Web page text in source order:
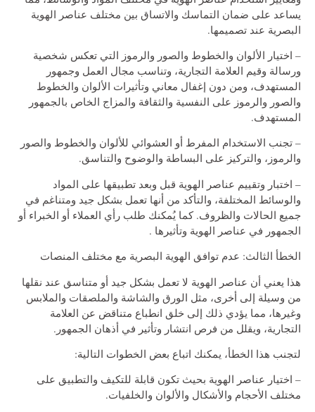
يساعد على ضمان التماسك والاتساق بين مختلف عناصر الهوية
البصرية عند تصميمها.
– اختيار الألوان والخطوط والصور والرموز التي تعكس شخصية
ورسالة وقيم العلامة التجارية، وتناسب مجال العمل وجمهور
المستهدف، ومن دون إغفال معاني وتأثيرات الألوان والخطوط
والصور والرموز على النفسية والثقافة والمزاج الخاص بالجمهور
المستهدف.
– تجنب الاستخدام المفرط أو العشوائي للألوان والخطوط والصور
والرموز، والتركيز على البساطة والوضوح والتناسق.
– اختبار وتقييم عناصر الهوية قبل وبعد تطبيقها على المواد
والوسائط المختلفة، والتأكد من أنها تعمل بشكل جيد ومتناغم في
جميع الحالات والظروف. كما يُمكنك طلب رأي العملاء أو الخبراء أو
الجمهور في عناصر الهوية وتأثيرها .
الخطأ الثالث: عدم توافق الهوية البصرية مع مختلف المنصات
هذا يعني أن عناصر الهوية لا تعمل بشكل جيد أو متناسق عند نقلها
من وسيلة إلى أخرى، مثل الورق والشاشة والملصقات والملابس
وغيرها، مما يؤدي ذلك إلى خلق انطباع متناقض عن العلامة
التجارية، ويقلل من فرص انتشار وتأثير في أذهان الجمهور.
لتجنب هذا الخطأ، يمكنك اتباع بعض الخطوات التالية:
– اختيار عناصر الهوية بحيث تكون قابلة للتكيف والتطبيق على
مختلف الأحجام والأشكال والألوان والخلفيات.